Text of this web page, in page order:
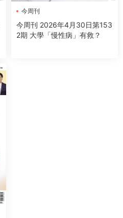
今周刊
今周刊 2026年4月30日第153
2期 大學「慢性病」有救？